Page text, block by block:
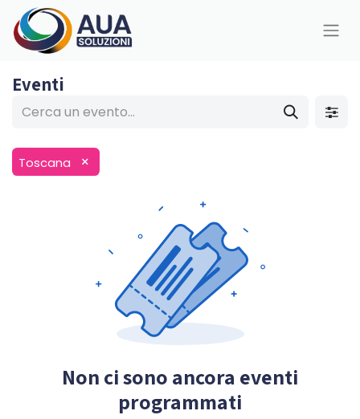
Eventi
Toscana ×
Non ci sono ancora eventi
programmati